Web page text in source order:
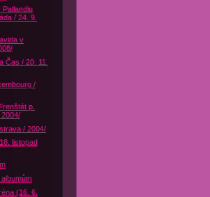
/ 24. 9.
v
Čas / 20. 11.
/
p.
/ 2004/
listopad
(16. 6.